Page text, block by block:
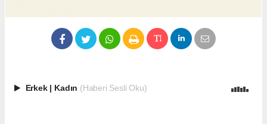
Erkek | Kadın (Haberi Sesli Oku)